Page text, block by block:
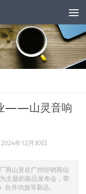
——山灵音响
2024年12月30日
商山灵在广州经销商仙
主题的新品发布会，带
合并功放等新品。